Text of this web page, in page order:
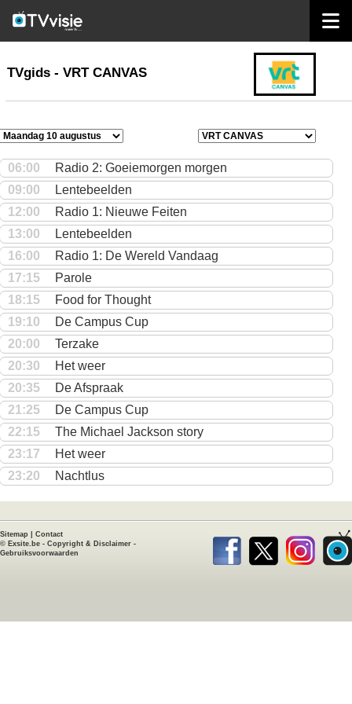
TVgids
TVgids - VRT CANVAS
06:00
Radio 2: Goeiemorgen morgen
09:00
Lentebeelden
12:00
Radio 1: Nieuwe Feiten
13:00
Lentebeelden
16:00
Radio 1: De Wereld Vandaag
17:15
Parole
18:15
Food for Thought
19:10
De Campus Cup
20:00
Terzake
20:30
Het weer
20:35
De Afspraak
21:25
De Campus Cup
22:15
The Michael Jackson story
23:17
Het weer
23:20
Nachtlus
Sitemap
Contact
© Exsite.be - Copyright & Disclaimer -
Gebruiksvoorwaarden